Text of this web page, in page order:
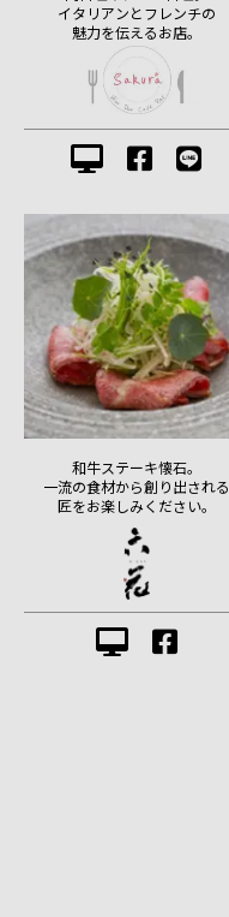
イタリアンとフレンチの
魅力を伝えるお店。
和牛ステーキ懐石。
一流の食材から創り出される
匠をお楽しみください。